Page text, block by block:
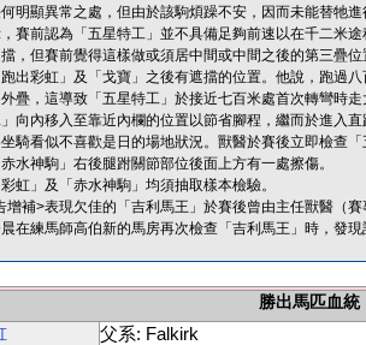
明顯異常之處，但由於該駒煩躁不安，因而未能替牠
賽前認為「五星特工」並不具備足夠前速以在千二米
擋，但賽前覺得這樣做或須居中間或中間之後的第三疊
出彩虹」及「戈寶」之後有遮擋的位置。他說，跑過
外疊，這導致「五星特工」於接近七百米處首次轉彎時
向內移入至靠近內欄的位置以節省腳程，繼而於進入
騎看似不喜歡是日的場地狀況。獸醫於賽後立即檢查
水神駒」右後腿跗關節部位後面上方有一處擦傷。
虹」及「赤水神駒」均須抽取樣本檢驗。
增補>表現欠佳的「吉利馬王」於賽後曾由主任獸醫（
在練馬師高伯新的馬房再次檢查「吉利馬王」時，發
勝出馬匹血統
父系: Falkirk